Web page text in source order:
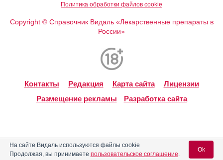
Политика обработки файлов cookie
Copyright ©Справочник Видаль «Лекарственные препараты в
России»
Контакты Редакция Карта сайта
Лицензии
Размещение рекламы
Разработка сайта
На сайте Видаль используются файлы cookie
Продолжая, вы принимаете пользовательское соглашение.
Ok